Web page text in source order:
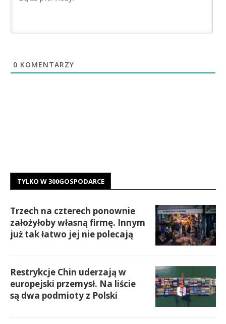
0 KOMENTARZY
TYLKO W 300GOSPODARCE
Trzech na czterech ponownie
założyłoby własną firmę. Innym
już tak łatwo jej nie polecają
Restrykcje Chin uderzają w
europejski przemysł. Na liście
są dwa podmioty z Polski